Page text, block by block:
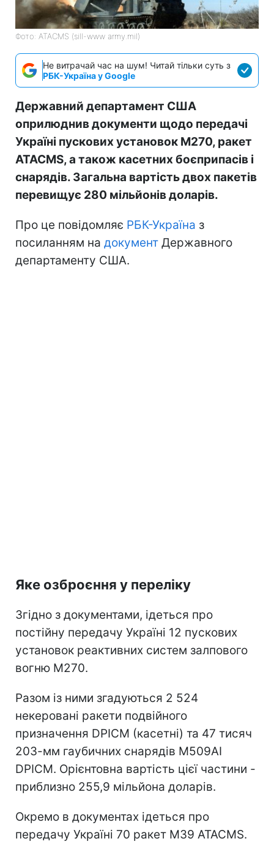
Фото: ATACMS (sill-www army.mil)
Не витрачай час на шум! Читай тільки суть з
РБК-Україна у Google
Державний департамент США
оприлюднив документи щодо передачі
Україні пускових установок M270, ракет
ATACMS, а також касетних боєприпасів і
снарядів. Загальна вартість двох пакетів
перевищує 280 мільйонів доларів.
Про це повідомляє РБК-Україна з
посиланням на документ Державного
департаменту США.
Яке озброєння у переліку
Згідно з документами, ідеться про
постійну передачу Україні 12 пускових
установок реактивних систем залпового
вогню M270.
Разом із ними згадуються 2 524
некеровані ракети подвійного
призначення DPICM (касетні) та 47 тисяч
203-мм гаубичних снарядів M509AI
DPICM. Орієнтовна вартість цієї частини -
приблизно 255,9 мільйона доларів.
Окремо в документах ідеться про
передачу Україні 70 ракет M39 ATACMS.